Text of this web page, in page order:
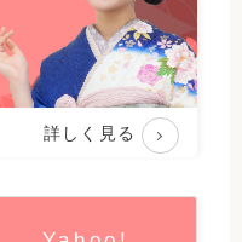
詳しく見る